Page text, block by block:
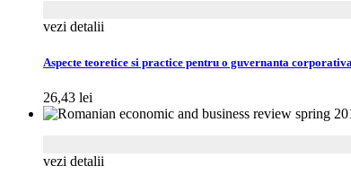
vezi detalii
Aspecte teoretice si practice pentru o guvernanta
26,43 lei
vezi detalii